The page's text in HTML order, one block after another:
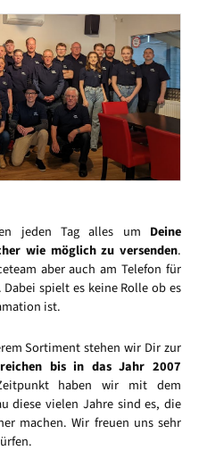
jeden Tag alles um Deine
wie möglich zu versenden.
aber auch am Telefon für
spielt es keine Rolle ob es
ist.
Sortiment stehen wir Dir zur
bis in das Jahr 2007
haben wir mit dem
diese vielen Jahre sind es, die
machen. Wir freuen uns sehr